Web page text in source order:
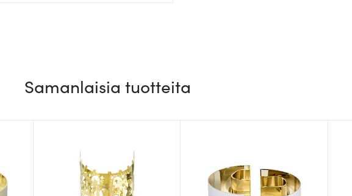
Samanlaisia tuotteita